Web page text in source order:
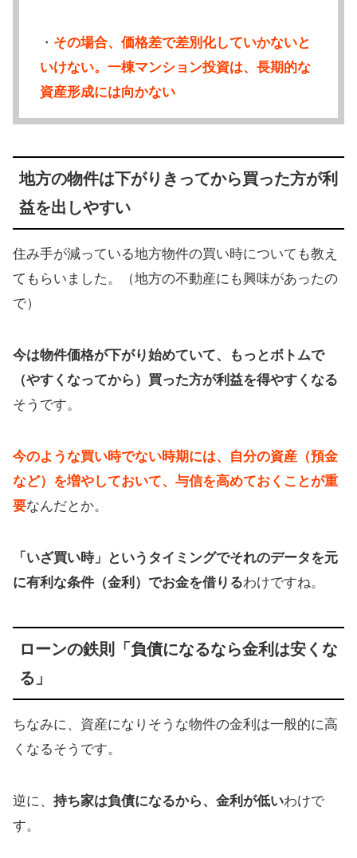
・ その場合、価格差で差別化していかないと
いけない。一棟マンション投資は、長期的な
資産形成には向かない
地方の物件は下がりきってから買った方が利
益を出しやすい
住み手が減っている地方物件の買い時についても教え
てもらいました。（地方の不動産にも興味があったの
で）
今は物件価格が下がり始めていて、もっとボトムで
（やすくなってから）買った方が利益を得やすくなる
そうです。
今のような買い時でない時期には、自分の資産（預金
など）を増やしておいて、与信を高めておくことが重
要なんだとか。
「いざ買い時」というタイミングでそれのデータを元
に有利な条件（金利）でお金を借りるわけですね。
ローンの鉄則「負債になるなら金利は安くな
る」
ちなみに、資産になりそうな物件の金利は一般的に高
くなるそうです。
逆に、 持ち家は負債になるから、金利が低いわけで
す。